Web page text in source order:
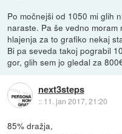
Po močnejši od 1050 mi glih
naraste. Pa še vedno
hlajenja za to grafiko nekaj
Bi pa seveda takoj pograbil
gor, glih sem jo gledal za
next3steps
:: 11. jan 2017, 21:20
85% dražja,